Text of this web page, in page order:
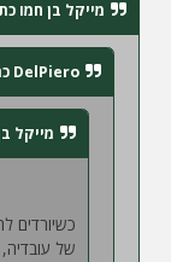
ה
מייקל בן חמו
DelPiero
מייקל
כשיורדים
של